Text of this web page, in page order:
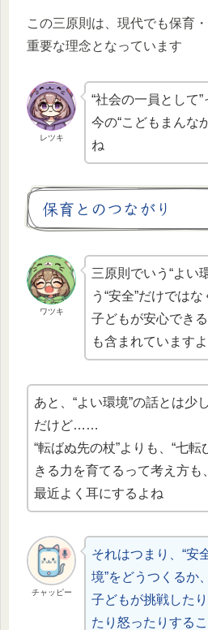
この三原則は、現代でも保育
重要な理念となっています
レツキ
“社会の一員として”
今の“こどもまんな
ね
保育とのつながり
ワツキ
三原則でいう“よい
う“安全”だけではな
子どもが安心でき
も含まれています
あと、“よい環境”の話とは少
だけど……
“転ばぬ先の杖”よりも、“七転
きる力を育てるって考え方も、
最近よく耳にするよね
チャッピー
それはつまり、“安
境”をどうつくるか
子どもが挑戦した
たり怒ったりするこ